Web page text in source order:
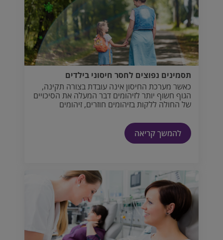
תסמינים נפוצים לחסר חיסוני בילדים
כאשר מערכת החיסון אינה עובדת בצורה תקינה,
הגוף חשוף יותר לזיהומים דבר המעלה את הסיכויים
של החולה ללקות בזיהומים חוזרים, זיהומים
חולפים לחלוטין.
להמשך קריאה